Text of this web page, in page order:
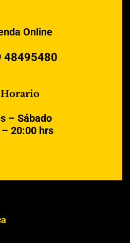
Online
48495480
Horario
– Sábado
20:00 hrs